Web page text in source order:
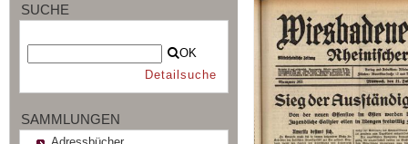
SUCHE
OK
Detailsuche
SAMMLUNGEN
Adressbücher